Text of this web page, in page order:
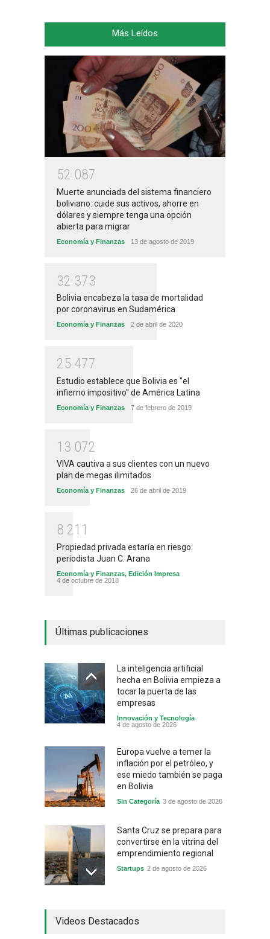
Más Leídos
52 087
Muerte anunciada del sistema financiero
boliviano: cuide sus activos, ahorre en
dólares y siempre tenga una opción
abierta para migrar
Economía y Finanzas 13 de agosto de 2019
32 373
Bolivia encabeza la tasa de mortalidad
por coronavirus en Sudamérica
Economía y Finanzas 2 de abril de 2020
25 477
Estudio establece que Bolivia es "el
infierno impositivo" de América Latina
Economía y Finanzas 7 de febrero de 2019
1 3 072
VIVA cautiva a sus clientes con un nuevo
plan de megas ilimitados
Economía y Finanzas 26 de abril de 2019
8 21 1
Propiedad privada estaría en riesgo:
periodista Juan C. Arana
Economía y Finanzas, Edición Impresa
4 de octubre de 2018
Últimas publicaciones
La inteligencia artificial
hecha en Bolivia empieza a
tocar la puerta de las
empresas
Innovación y Tecnología
4 de agosto de 2026
Europa vuelve a temer la
inflación por el petróleo, y
ese miedo también se paga
en Bolivia
Sin Categoría 3 de agosto de 2026
Santa Cruz se prepara para
convertirse en la vitrina del
emprendimiento regional
Startups 2 de agosto de 2026
industrial y el golpe puede
Videos Destacados